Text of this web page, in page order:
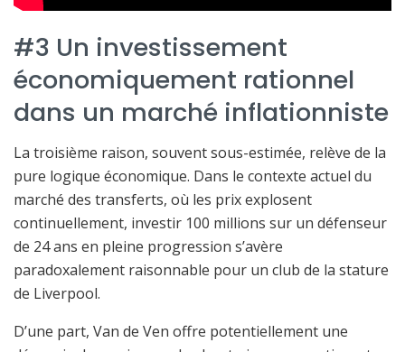
#3 Un investissement
économiquement rationnel
dans un marché inflationniste
La troisième raison, souvent sous-estimée, relève de la
pure logique économique. Dans le contexte actuel du
marché des transferts, où les prix explosent
continuellement, investir 100 millions sur un défenseur
de 24 ans en pleine progression s’avère
paradoxalement raisonnable pour un club de la stature
de Liverpool.
D’une part, Van de Ven offre potentiellement une